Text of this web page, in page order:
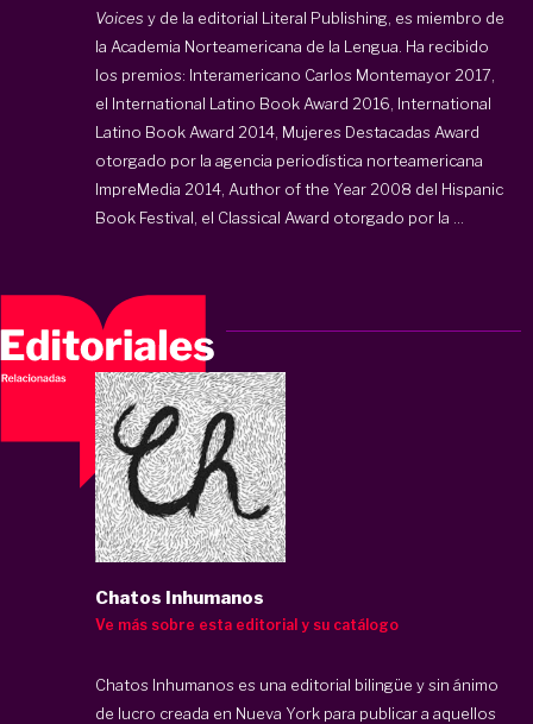
Voices y de la editorial Literal Publishing, es miembro de
la Academia Norteamericana de la Lengua. Ha recibido
los premios: Interamericano Carlos Montemayor 2017,
el International Latino Book Award 2016, International
Latino Book Award 2014, Mujeres Destacadas Award
otorgado por la agencia periodística norteamericana
ImpreMedia 2014, Author of the Year 2008 del Hispanic
Book Festival, el Classical Award otorgado por la ...
Chatos Inhumanos
Ve más sobre esta editorial y su catálogo
Chatos Inhumanos es una editorial bilingüe y sin ánimo
de lucro creada en Nueva York para publicar a aquellos